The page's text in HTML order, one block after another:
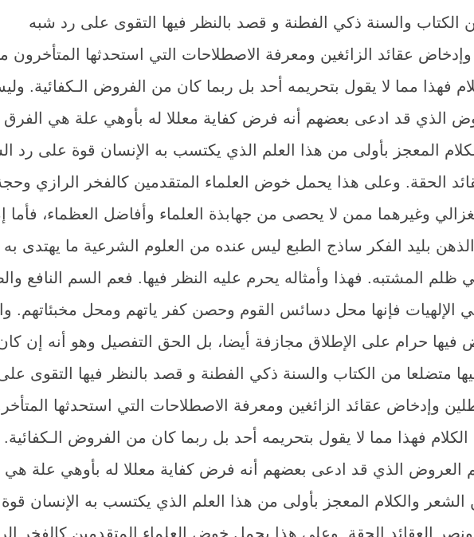
الكتاب والسنة ذكي الفطنة و قصد بالنظر فيها التقوى على رد شبه
وإدخاض عقائد الزائغين ومعرفة الاصطلاحات التي استحدثها المتأخرون
فهذا مما لا يقول بتحريمه أحد بل ربما كان من الفروض الـكفائية.
الذي قد ادعى بعضهم أنه فرض كفاية معللا له بأوهي علة هي الفرق
المعجز بأولى من هذا العلم الذي يكتسب به الإنسان قوة على رد
الحقة. وعلى هذا يحمل خوض العلماء المتقدمين کالفخر الرازي
وغيرهما ممن لا يحصى من جهابذة العلماء وأفاضل العظماء، فأما
بليد الفكر ساذج الطبع ليس عنده من العلوم الشرعية ما يهتدى به
ظلم المشتبه. فهذا وأمثاله يحرم عليه النظر فيها. فعم السم النافع
الإلهيات فإنها محل دسائس القوم وحصن كفر ياتهم ومحل مخبئاتهم.
فيها حرام على الإطلاق مجازفة أيضا، بل الحق التفصيل وهو أنه إن
متضلعا من الكتاب والسنة ذكي الفطنة و قصد بالنظر فيها التقوى
وإدخاض عقائد الزائغين ومعرفة الاصطلاحات التي استحدثها
فهذا مما لا يقول بتحريمه أحد بل ربما كان من الفروض الـكفائية.
العروض الذي قد ادعى بعضهم أنه فرض كفاية معللا له بأوهي علة هي
الشعر والكلام المعجز بأولى من هذا العلم الذي يكتسب به الإنسان
العقائد الحقة. وعلى هذا يحمل خوض العلماء المتقدمين کالفخر